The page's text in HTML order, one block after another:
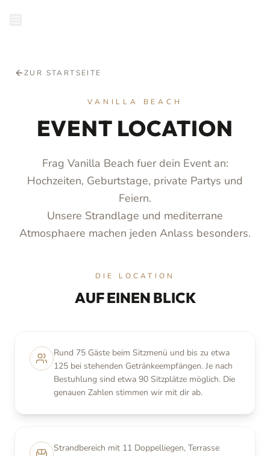
ZUR STARTSEITE
VANILLA BEACH
EVENT LOCATION
Frag Vanilla Beach fuer dein Event an:
Hochzeiten, Geburtstage, private Partys und
Feiern.
Unsere Strandlage und mediterrane
Atmosphaere machen jeden Anlass besonders.
DIE LOCATION
AUF EINEN BLICK
Rund 75 Gäste beim Sitzmenü und bis zu etwa
125 bei stehenden Getränkeempfängen. Je nach
Bestuhlung sind etwa 90 Sitzplätze möglich. Die
genauen Zahlen stimmen wir mit dir ab.
Strandbereich mit 11 Doppelliegen, Terrasse